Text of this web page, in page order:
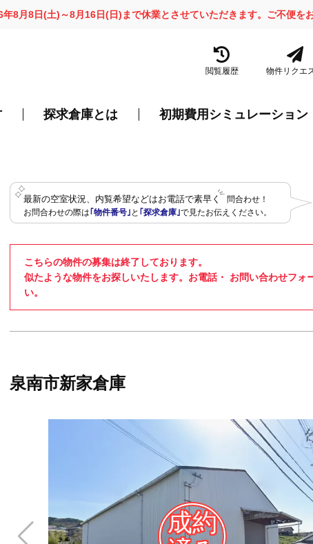
8月8日(土)～8月16日(日)まで休業とさせていただきます。ご不便を
閲覧履歴 物件リクエ
探求倉庫とは 初期費用シミュレーション
最新の空室状況、内覧希望などはお電話で素早く
問合わせ！
お問合わせの際は｢物件番号｣ と ｢探求倉庫｣で見たお伝えください。
こちらの物件の募集は終了しております。
似たような物件をお探しいたします。お電話・ お問い合わせフ
い。
泉南市新家倉庫